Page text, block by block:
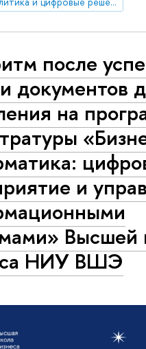
после
документов
на
и
НИУ ВШЭ